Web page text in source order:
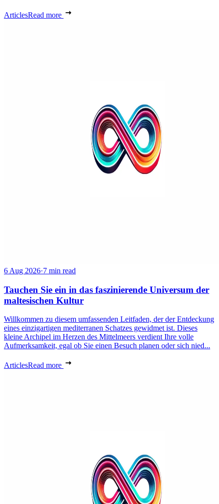
ArticlesRead more
6 Aug 2026·7 min read
Tauchen Sie ein in das faszinierende Universum der
maltesischen Kultur
Willkommen zu diesem umfassenden Leitfaden, der der Entdeckung
eines einzigartigen mediterranen Schatzes gewidmet ist. Dieses
kleine Archipel im Herzen des Mittelmeers verdient Ihre volle
Aufmerksamkeit, egal ob Sie einen Besuch planen oder sich nied...
ArticlesRead more